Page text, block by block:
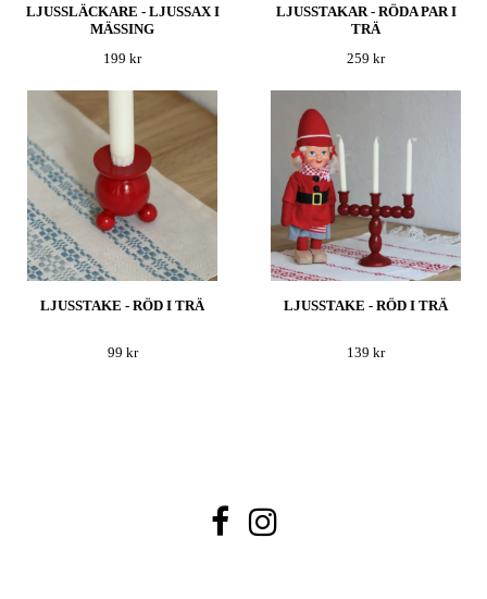
LJUSSLÄCKARE - LJUSSAX I
MÄSSING
199 kr
LJUSSTAKAR - RÖDA PAR I
TRÄ
259 kr
LJUSSTAKE - RÖD I TRÄ
99 kr
LJUSSTAKE - RÖD I TRÄ
139 kr